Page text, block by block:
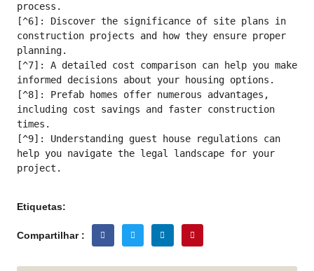
process.
[^6]: Discover the significance of site plans in
construction projects and how they ensure proper
planning.
[^7]: A detailed cost comparison can help you make
informed decisions about your housing options.
[^8]: Prefab homes offer numerous advantages,
including cost savings and faster construction
times.
[^9]: Understanding guest house regulations can
help you navigate the legal landscape for your
project.
Etiquetas:
Compartilhar :